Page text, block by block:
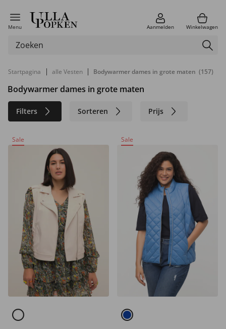
Menu Aanmelden Winkelwagen
Startpagina | alle Vesten | Bodywarmer dames in grote maten (157)
Bodywarmer dames in grote maten
Filters Sorteren Prijs
Materiaal
Sale Sale